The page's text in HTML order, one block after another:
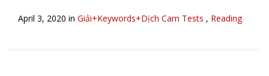
April 3, 2020 in Giải+Keywords+Dịch Cam Tests , Reading